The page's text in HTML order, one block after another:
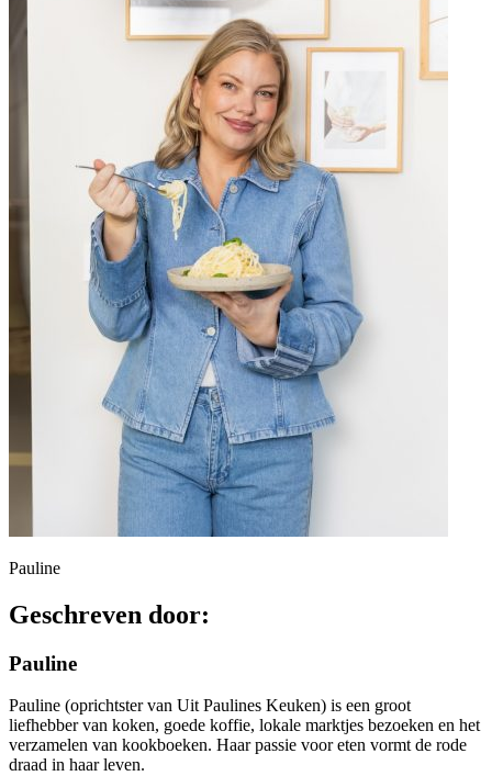
Pauline
Geschreven door:
Pauline
Pauline (oprichtster van Uit Paulines Keuken) is een groot
liefhebber van koken, goede koffie, lokale marktjes bezoeken en het
verzamelen van kookboeken. Haar passie voor eten vormt de rode
draad in haar leven.